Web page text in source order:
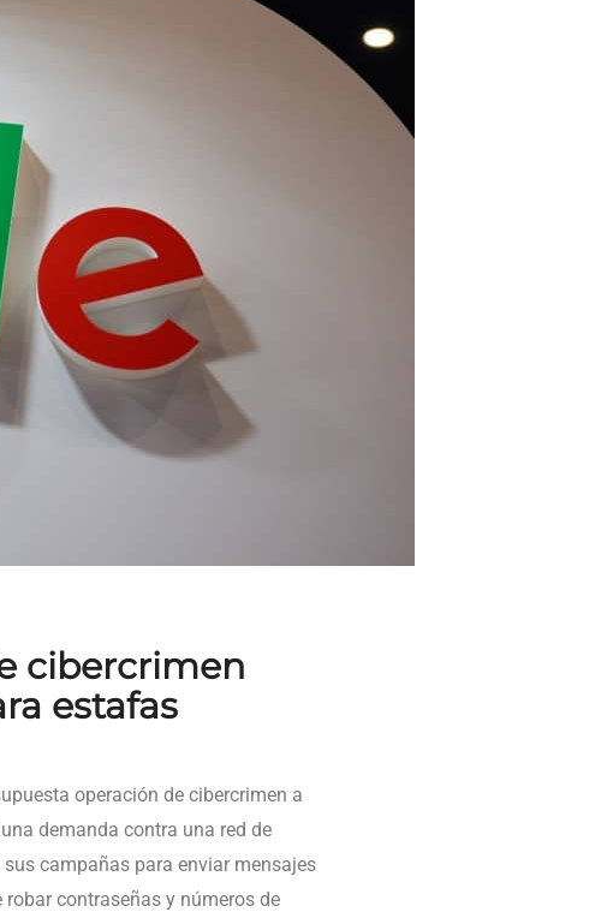
cibercrimen
estafas
operación de cibercrimen a
demanda contra una red de
campañas para enviar mensajes
contraseñas y números de